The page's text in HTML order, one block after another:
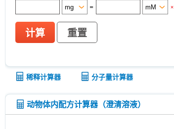
=
×
计算 重置
稀释计算器 分子量计算器
动物体内配方计算器（澄清溶液）